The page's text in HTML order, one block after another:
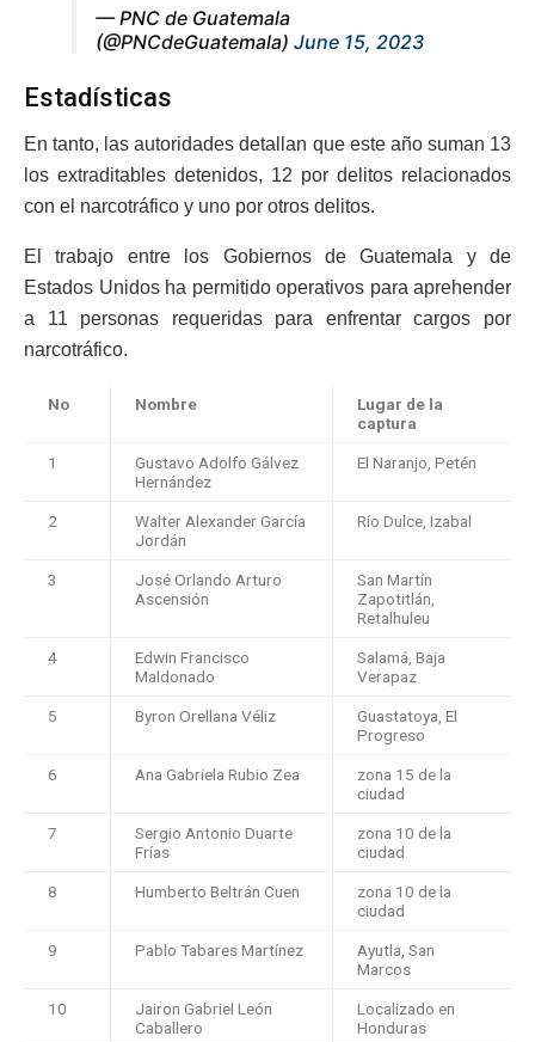
— PNC de Guatemala
(@PNCdeGuatemala) June 15, 2023
Estadísticas
En tanto, las autoridades detallan que este año suman 13
los extraditables detenidos, 12 por delitos relacionados
con el narcotráfico y uno por otros delitos.
El trabajo entre los Gobiernos de Guatemala y de
Estados Unidos ha permitido operativos para aprehender
a 11 personas requeridas para enfrentar cargos por
narcotráfico.
No Nombre
Lugar de la
captura
1
Gustavo Adolfo Gálvez
Hernández
El Naranjo, Petén
2
Walter Alexander García
Jordán
Río Dulce, Izabal
3
José Orlando Arturo
Ascensión
San Martín
Zapotitlán,
Retalhuleu
4
Edwin Francisco
Maldonado
Salamá, Baja
Verapaz
5 Byron Orellana Véliz
Guastatoya, El
Progreso
6 Ana Gabriela Rubio Zea
zona 15 de la
ciudad
7
Sergio Antonio Duarte
Frías
zona 10 de la
ciudad
8 Humberto Beltrán Cuen
zona 10 de la
ciudad
9 Pablo Tabares Martínez
Ayutla, San
Marcos
10
Jairon Gabriel León
Caballero
Localizado en
Honduras